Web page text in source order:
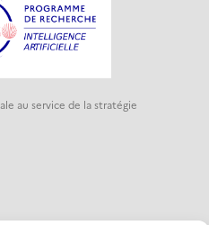
au service de la stratégie